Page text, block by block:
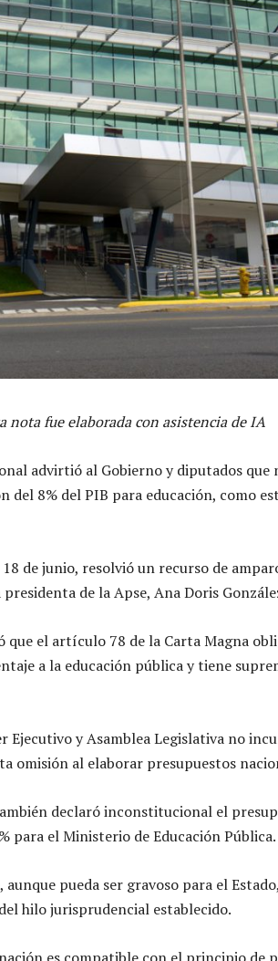
nota fue elaborada con asistencia de IA
advirtió al Gobierno y diputados que
del 8% del PIB para educación, como
de junio, resolvió un recurso de
de la Apse, Ana Doris
el artículo 78 de la Carta Magna
a la educación pública y tiene
Ejecutivo y Asamblea Legislativa no
omisión al elaborar presupuestos
declaró inconstitucional el
para el Ministerio de Educación Pública.
aunque pueda ser gravoso para el
hilo jurisprudencial establecido.
es compatible con el principio de